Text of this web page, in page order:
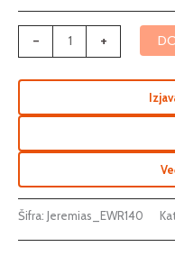
- +
Šifra: Jeremias_EWR140